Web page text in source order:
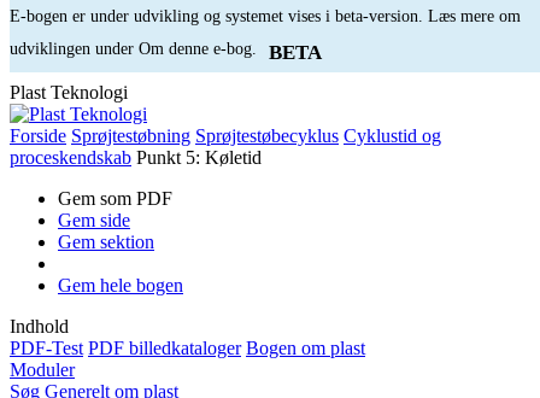
E-bogen er under udvikling og systemet vises i beta-version. Læs mere om
udviklingen under Om denne e-bog.
BETA
Plast Teknologi
Forside Sprøjtestøbning Sprøjtestøbecyklus Cyklustid og
proceskendskab Punkt 5: Køletid
Gem som PDF
Gem side
Gem sektion
Gem hele bogen
Indhold
PDF-Test PDF billedkataloger Bogen om plast
Moduler
Søg Generelt om plast